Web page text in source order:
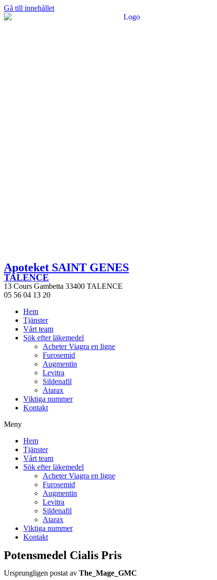
Gå till innehållet
Apoteket SAINT GENES
TALENCE
13 Cours Gambetta 33400 TALENCE
05 56 04 13 20
Hem
Tjänster
Vårt team
Sök efter läkemedel
Acheter Viagra en ligne
Furosemid
Augmentin
Levitra
Sildenafil
Atarax
Viktiga nummer
Kontakt
Meny
Hem
Tjänster
Vårt team
Sök efter läkemedel
Acheter Viagra en ligne
Furosemid
Augmentin
Levitra
Sildenafil
Atarax
Viktiga nummer
Kontakt
Potensmedel Cialis Pris
Ursprungligen postat av The_Mage_GMC